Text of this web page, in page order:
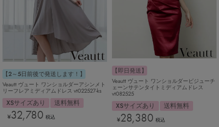
【2～5日前後で発送します！】
Veautt ヴュート ワンショルダーアシンメト
リーフレアミディアムドレス vt022527-ks
XSサイズあり 送料無料
¥32,780 税込
【即日発送】
Veautt ヴュート ワンショルダービジューチ
ェーンサテンタイトミディアムドレス
vt082525
XSサイズあり 送料無料
¥28,380 税込